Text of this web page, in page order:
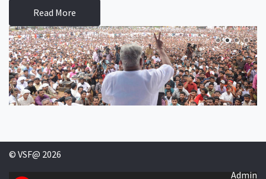
Read More
© VSF@ 2026
Admin